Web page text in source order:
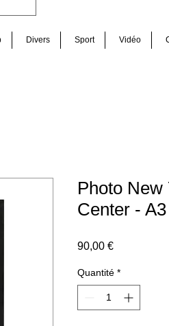
Divers Sport Vidéo
Photo
Center -
90,00 €Prix
Quantité *